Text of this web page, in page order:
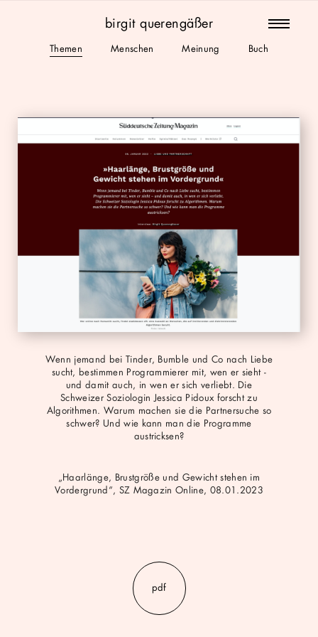
birgit querengäßer
Themen Menschen Meinung Buch
pdf
Wenn jemand bei Tinder, Bumble und Co nach Liebe
sucht, bestimmen Programmierer mit, wen er sieht -
und damit auch, in wen er sich verliebt. Die
Schweizer Soziologin Jessica Pidoux forscht zu
Algorithmen. Warum machen sie die Partnersuche so
schwer? Und wie kann man die Programme
austricksen?
„Haarlänge, Brustgröße und Gewicht stehen im
Vordergrund“, SZ Magazin Online, 08.01.2023
pdf